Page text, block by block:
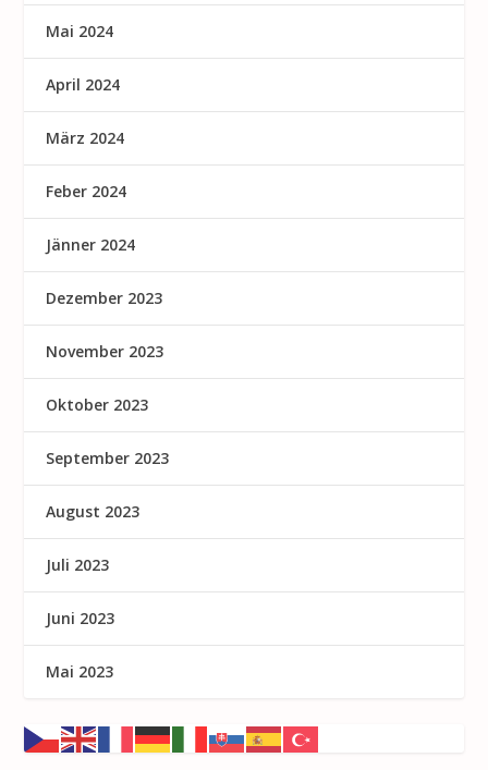
Mai 2024
April 2024
März 2024
Feber 2024
Jänner 2024
Dezember 2023
November 2023
Oktober 2023
September 2023
August 2023
Juli 2023
Juni 2023
Mai 2023